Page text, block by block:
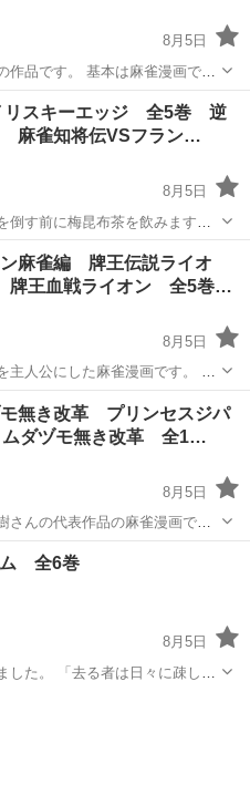
8月5日
品です。 基本は麻雀漫画です
購入で値引きします。
ンガ、コミック、アニメ
リスキーエッジ 全5巻 逆
麻雀知将伝VSフラン…
8月5日
す前に梅昆布茶を飲みます。
の雀荘では梅昆布茶が提供され
す。 アカギ好きの方におすすめ
マンガ、コミック、アニメ
麻雀編 牌王伝説ライオ
血戦ライオン 全5巻…
8月5日
主人公にした麻雀漫画です。 凍
バクト」タイマン麻雀編と凍牌
ます。 他の作品との同時購入で
ンガ、コミック、アニメ
無き改革 プリンセスジパ
ダヅモ無き改革 全1…
8月5日
さんの代表作品の麻雀漫画で
大人気作品です。 台湾有事の前
学ぶことが出来ます。
ック、アニメ
全6巻
8月5日
した。 「去る者は日々に疎し」